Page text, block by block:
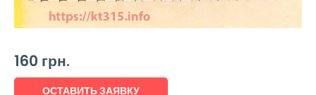
160 грн.
ОСТАВИТЬ ЗАЯВКУ